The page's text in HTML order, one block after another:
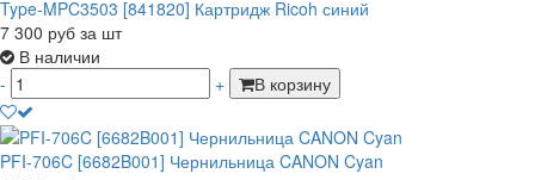
Type-MPC3503 [841820] Картридж Ricoh синий
7 300 руб за шт
В наличии
-
+ В корзину
PFI-706C [6682B001] Чернильница CANON Cyan